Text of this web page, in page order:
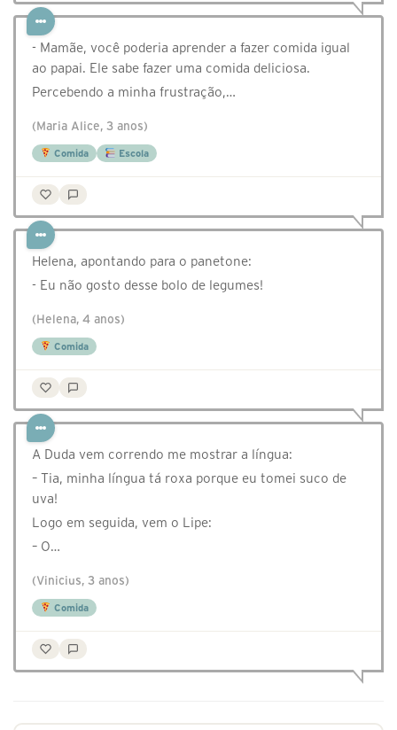
- Mamãe, você poderia aprender a fazer comida igual
ao papai. Ele sabe fazer uma comida deliciosa.
Percebendo a minha frustração,…
(Maria Alice, 3 anos)
Comida Escola
Helena, apontando para o panetone:
- Eu não gosto desse bolo de legumes!
(Helena, 4 anos)
Comida
A Duda vem correndo me mostrar a língua:
– Tia, minha língua tá roxa porque eu tomei suco de
uva!
Logo em seguida, vem o Lipe:
– O…
(Vinicius, 3 anos)
Comida